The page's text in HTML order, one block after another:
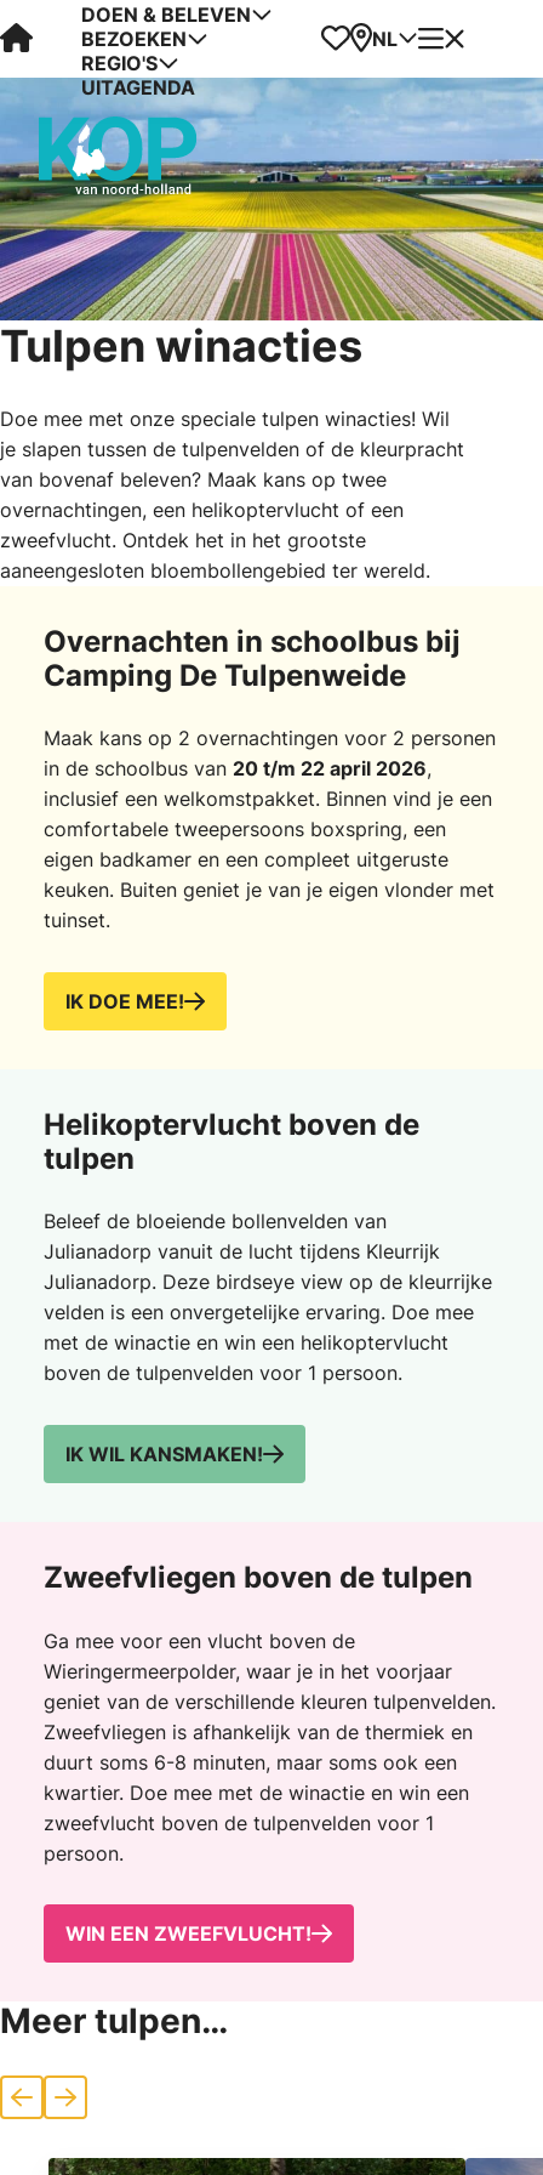
Visit Kop van Holland
DOEN & BELEVEN
BEZOEKEN
REGIO'S
UITAGENDA
Favorieten
Kaart
NL Menu
Tulpen winacties
Doe mee met onze speciale tulpen winacties! Wil
je slapen tussen de tulpenvelden of de kleurpracht
van bovenaf beleven? Maak kans op twee
overnachtingen, een helikoptervlucht of een
zweefvlucht. Ontdek het in het grootste
aaneengesloten bloembollengebied ter wereld.
Overnachten in schoolbus bij
Camping De Tulpenweide
Maak kans op 2 overnachtingen voor 2 personen
in de schoolbus van 20 t/m 22 april 2026,
inclusief een welkomstpakket. Binnen vind je een
comfortabele tweepersoons boxspring, een
eigen badkamer en een compleet uitgeruste
keuken. Buiten geniet je van je eigen vlonder met
tuinset.
IK DOE MEE!
Helikoptervlucht boven de
tulpen
Beleef de bloeiende bollenvelden van
Julianadorp vanuit de lucht tijdens Kleurrijk
Julianadorp. Deze birdseye view op de kleurrijke
velden is een onvergetelijke ervaring. Doe mee
met de winactie en win een helikoptervlucht
boven de tulpenvelden voor 1 persoon.
IK WIL KANSMAKEN!
Zweefvliegen boven de tulpen
Ga mee voor een vlucht boven de
Wieringermeerpolder, waar je in het voorjaar
geniet van de verschillende kleuren tulpenvelden.
Zweefvliegen is afhankelijk van de thermiek en
duurt soms 6-8 minuten, maar soms ook een
kwartier. Doe mee met de winactie en win een
zweefvlucht boven de tulpenvelden voor 1
persoon.
WIN EEN ZWEEFVLUCHT!
Meer tulpen…
VorigeVolgende